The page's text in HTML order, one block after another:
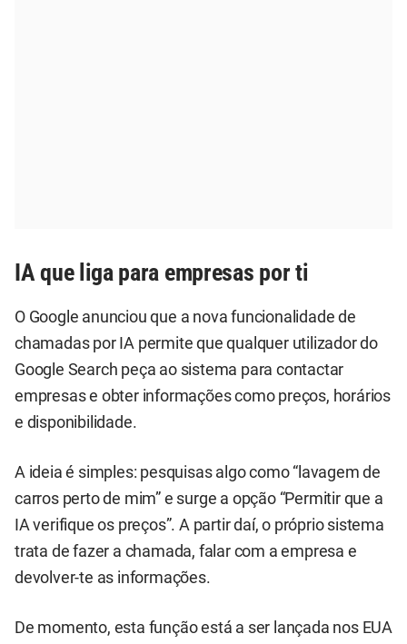
IA que liga para empresas por ti
O Google anunciou que a nova funcionalidade de
chamadas por IA permite que qualquer utilizador do
Google Search peça ao sistema para contactar
empresas e obter informações como preços, horários
e disponibilidade.
A ideia é simples: pesquisas algo como “lavagem de
carros perto de mim” e surge a opção “Permitir que a
IA verifique os preços”. A partir daí, o próprio sistema
trata de fazer a chamada, falar com a empresa e
devolver-te as informações.
De momento, esta função está a ser lançada nos EUA